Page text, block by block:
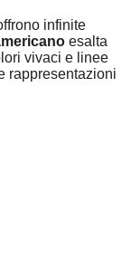
infinite
esalta
vivaci e linee
rappresentazioni